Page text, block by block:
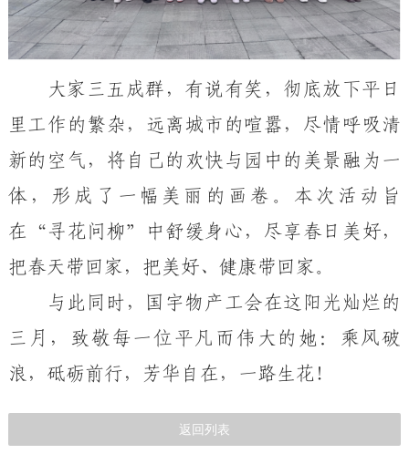
大家三五成群，有说有笑， 彻底放下平日
里工作的繁杂， 远离城市的喧嚣， 尽情呼吸清
新的空气，将自己的欢快与 园中的美景融为一
体，形成了一幅美丽的画卷。本次活动旨
在
“寻花问柳” 中舒缓身心，尽享春日美 好，
把春天带回家，把美好、健康带回家。
与此同时，国宇物产工会在这阳光灿烂的
三月，致敬每一位平凡而伟大的她：乘风破
浪，砥砺前行，芳华自在，一路生花 ！
返回列表